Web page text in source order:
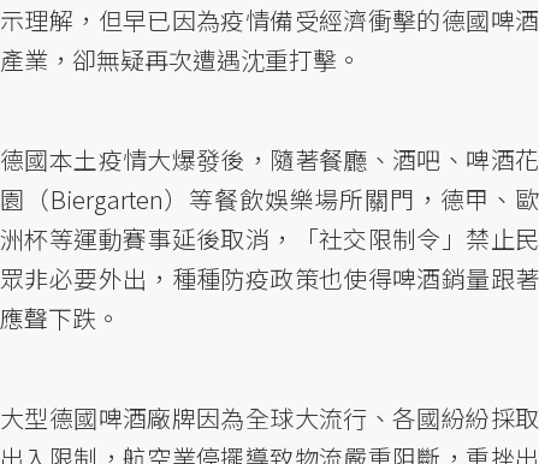
示理解，但早已因為疫情備受經濟衝擊的德國啤酒
產業，卻無疑再次遭遇沈重打擊。
德國本土疫情大爆發後，隨著餐廳、酒吧、啤酒花
園（Biergarten）等餐飲娛樂場所關門，德甲、歐
洲杯等運動賽事延後取消，「社交限制令」禁止民
眾非必要外出，種種防疫政策也使得啤酒銷量跟著
應聲下跌。
大型德國啤酒廠牌因為全球大流行、各國紛紛採取